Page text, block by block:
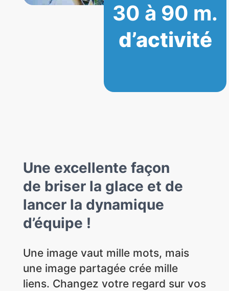
30 à 90 m.
d’activité
Une excellente façon
de briser la glace et de
lancer la dynamique
d’équipe !
Une image vaut mille mots, mais
une image partagée crée mille
liens. Changez votre regard sur vos